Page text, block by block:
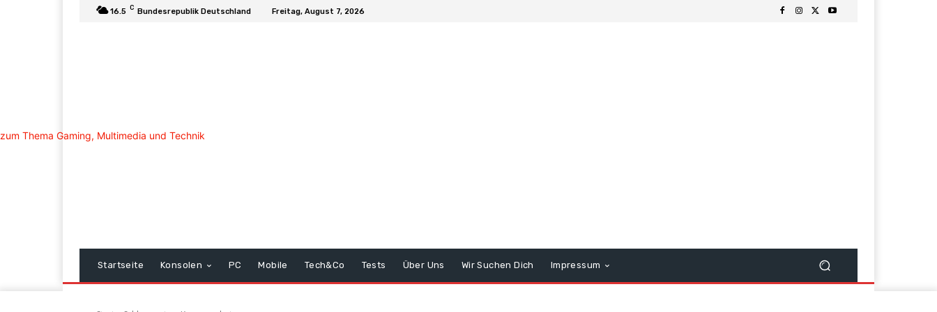
16.5 C Bundesrepublik Deutschland Freitag, August 7, 2026
Startseite Konsolen PC Mobile Tech&Co Tests Über Uns Wir Suchen Dich Impressum